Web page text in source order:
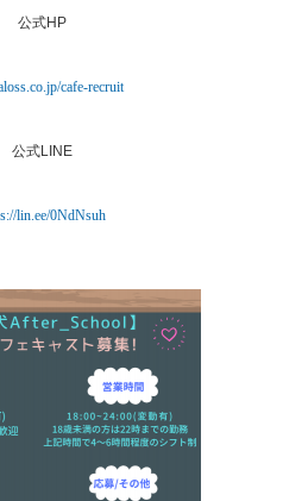
公式HP
cafe-recruit
公式LINE
lin.ee/0NdNsuh